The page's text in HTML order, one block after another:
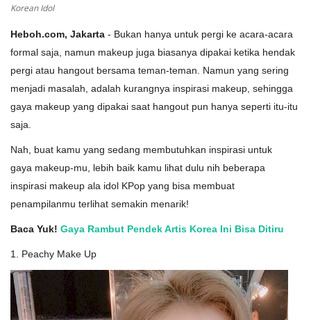
Korean Idol
Heboh.com, Jakarta - Bukan hanya untuk pergi ke acara-acara
formal saja, namun makeup juga biasanya dipakai ketika hendak
pergi atau hangout bersama teman-teman. Namun yang sering
menjadi masalah, adalah kurangnya inspirasi makeup, sehingga
gaya makeup yang dipakai saat hangout pun hanya seperti itu-itu
saja.
Nah, buat kamu yang sedang membutuhkan inspirasi untuk
gaya makeup-mu, lebih baik kamu lihat dulu nih beberapa
inspirasi makeup ala idol KPop yang bisa membuat
penampilanmu terlihat semakin menarik!
Baca Yuk! Gaya Rambut Pendek Artis Korea Ini Bisa Ditiru
1. Peachy Make Up